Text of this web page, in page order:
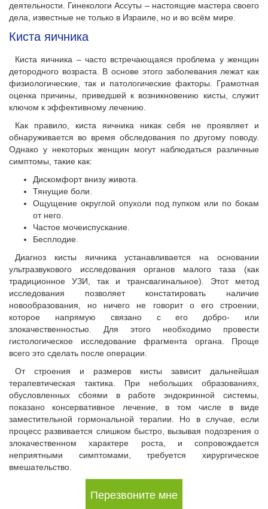
деятельности. Гинекологи Ассуты – настоящие мастера своего
дела, известные не только в Израиле, но и во всём мире.
Киста яичника
Киста яичника – часто встречающаяся проблема у женщин
детородного возраста. В основе этого заболевания лежат как
физиологические, так и патологические факторы. Грамотная
оценка причины, приведшей к возникновению кисты, служит
ключом к эффективному лечению.
Как правило, киста яичника никак себя не проявляет и
обнаруживается во время обследования по другому поводу.
Однако у некоторых женщин могут наблюдаться различные
симптомы, такие как:
Дискомфорт внизу живота.
Тянущие боли.
Ощущение округлой опухоли под пупком или по бокам
от него.
Частое мочеиспускание.
Бесплодие.
Диагноз кисты яичника устанавливается на основании
ультразвукового исследования органов малого таза (как
традиционное УЗИ, так и трансвагинальное). Этот метод
исследования позволяет констатировать наличие
новообразования, но ничего не говорит о его строении,
которое напрямую связано с его добро- или
злокачественностью. Для этого необходимо провести
гистологическое исследование фрагмента органа. Проще
всего это сделать после операции.
От строения и размеров кисты зависит дальнейшая
терапевтическая тактика. При небольших образованиях,
обусловленных сбоями в работе эндокринной системы,
показано консервативное лечение, в том числе в виде
заместительной гормональной терапии. Но в случае, если
процесс развивается слишком быстро, вызывая подозрения о
злокачественном характере роста, и сопровождается
неприятными симптомами, требуется хирургическое
вмешательство.
Перезвоните мне